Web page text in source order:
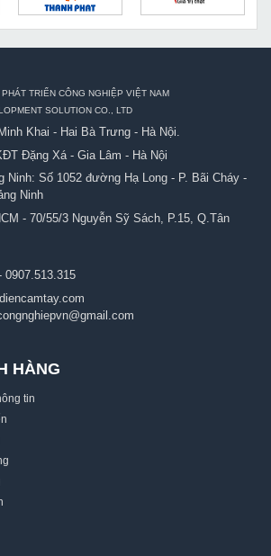
TRIỂN CÔNG NGHIỆP VIỆT NAM
SOLUTION CO., LTD
Khai - Hai Bà Trưng - Hà Nội.
Đặng Xá - Gia Lâm - Hà Nội
Ninh: Số 1052 đường Hạ Long - P. Bãi Cháy -
Ninh
- 70/55/3 Nguyễn Sỹ Sách, P.15, Q.Tân
0907.513.315
HÀNG
tin